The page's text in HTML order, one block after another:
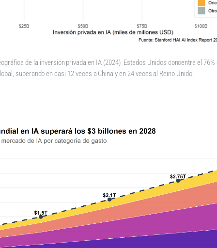
de la inversión privada en IA (2024). Estados Unidos concentra el
superando en casi 12 veces a China y en 24 veces al Reino Unido.